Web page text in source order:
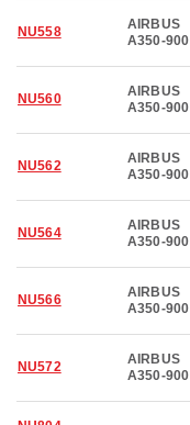
NU558
AIRBUS
A350-900
NU560
AIRBUS
A350-900
NU562
AIRBUS
A350-900
NU564
AIRBUS
A350-900
NU566
AIRBUS
A350-900
NU572
AIRBUS
A350-900